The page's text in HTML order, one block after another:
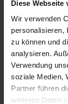
Diese Webseite
Wir verwenden
personalisieren,
zu können und
analysieren.
Verwendung
soziale Medien,
Partner führen
weiteren Daten